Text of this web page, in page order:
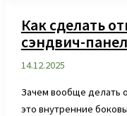
Как сделать
сэндвич-
14.12.2025
Зачем вообще делать
это внутренние